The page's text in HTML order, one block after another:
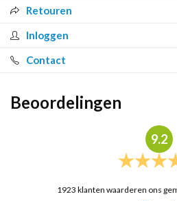
Retouren
Inloggen
Contact
Beoordelingen
9.2
1923 klanten waarderen ons